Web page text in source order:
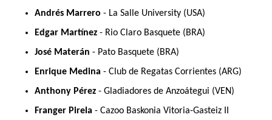
Andrés Marrero - La Salle University (USA)
Edgar Martínez - Rio Claro Basquete (BRA)
José Materán - Pato Basquete (BRA)
Enrique Medina - Club de Regatas Corrientes (ARG)
Anthony Pérez - Gladiadores de Anzoátegui (VEN)
Franger Pirela - Cazoo Baskonia Vitoria-Gasteiz II